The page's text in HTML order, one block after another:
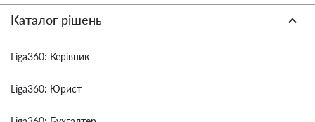
Каталог рішень
Liga360: Керівник
Liga360: Юрист